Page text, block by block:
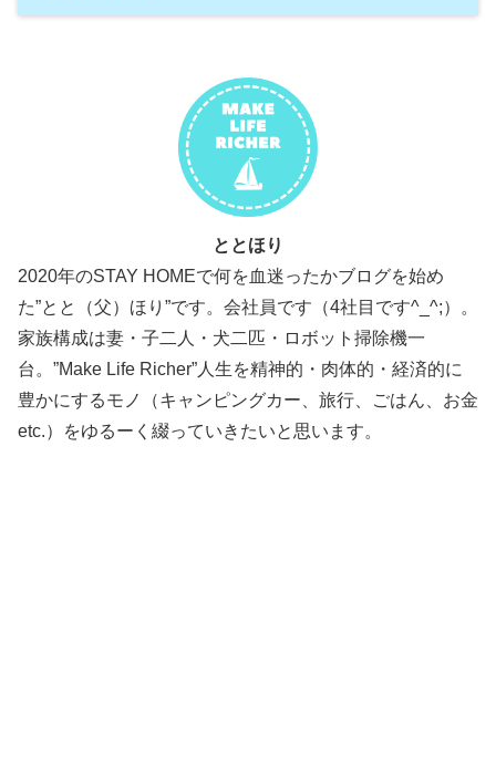
ととほり
2020年のSTAY HOMEで何を血迷ったかブログを始め
た”とと（父）ほり”です。会社員です（4社目です^_^;）。
家族構成は妻・子二人・犬二匹・ロボット掃除機一
台。”Make Life Richer”人生を精神的・肉体的・経済的に
豊かにするモノ（キャンピングカー、旅行、ごはん、お金
etc.）をゆるーく綴っていきたいと思います。